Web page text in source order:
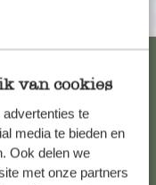
van cookies
te
media te bieden en
Ook delen we
met onze partners
brauchen, wenden